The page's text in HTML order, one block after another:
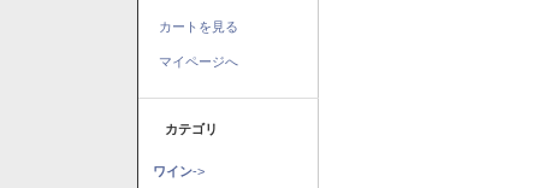
カートを見る
マイページへ
カテゴリ
ワイン->